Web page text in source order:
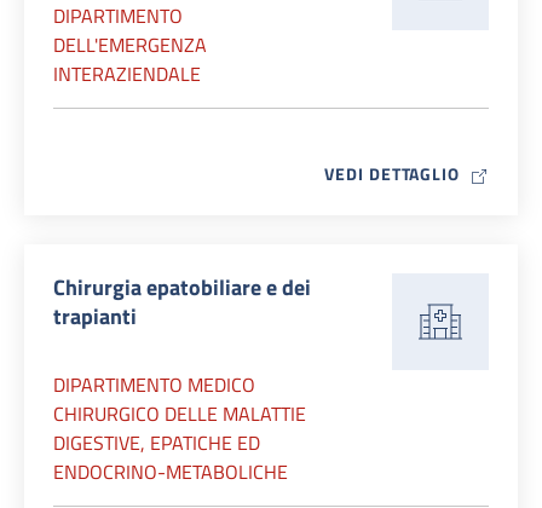
DIPARTIMENTO
DELL'EMERGENZA
INTERAZIENDALE
VEDI DETTAGLIO MAP ICON
Chirurgia epatobiliare e dei
trapianti
DIPARTIMENTO MEDICO
CHIRURGICO DELLE MALATTIE
DIGESTIVE, EPATICHE ED
ENDOCRINO-METABOLICHE